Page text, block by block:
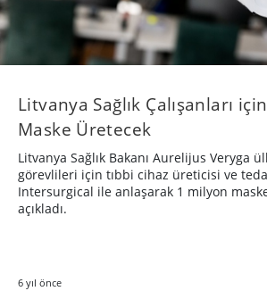
Litvanya Sağlık Çalışanları
Maske Üretecek
Litvanya Sağlık Bakanı Aurelijus Veryga
görevlileri için tıbbi cihaz üreticisi ve
Intersurgical ile anlaşarak 1 milyon
açıkladı.
6 yıl önce